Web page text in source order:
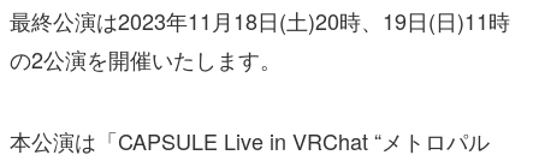
最終公演は2023年11月18日(土)20時、19日(日)11時
の2公演を開催いたします。
本公演は「CAPSULE Live in VRChat “メトロパル